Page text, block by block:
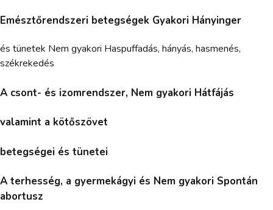
Emésztőrendszeri betegségek Gyakori Hányinger
és tünetek Nem gyakori Haspuffadás, hányás, hasmenés,
székrekedés
A csont- és izomrendszer, Nem gyakori Hátfájás
valamint a kötőszövet
betegségei és tünetei
A terhesség, a gyermekágyi és Nem gyakori Spontán
abortusz